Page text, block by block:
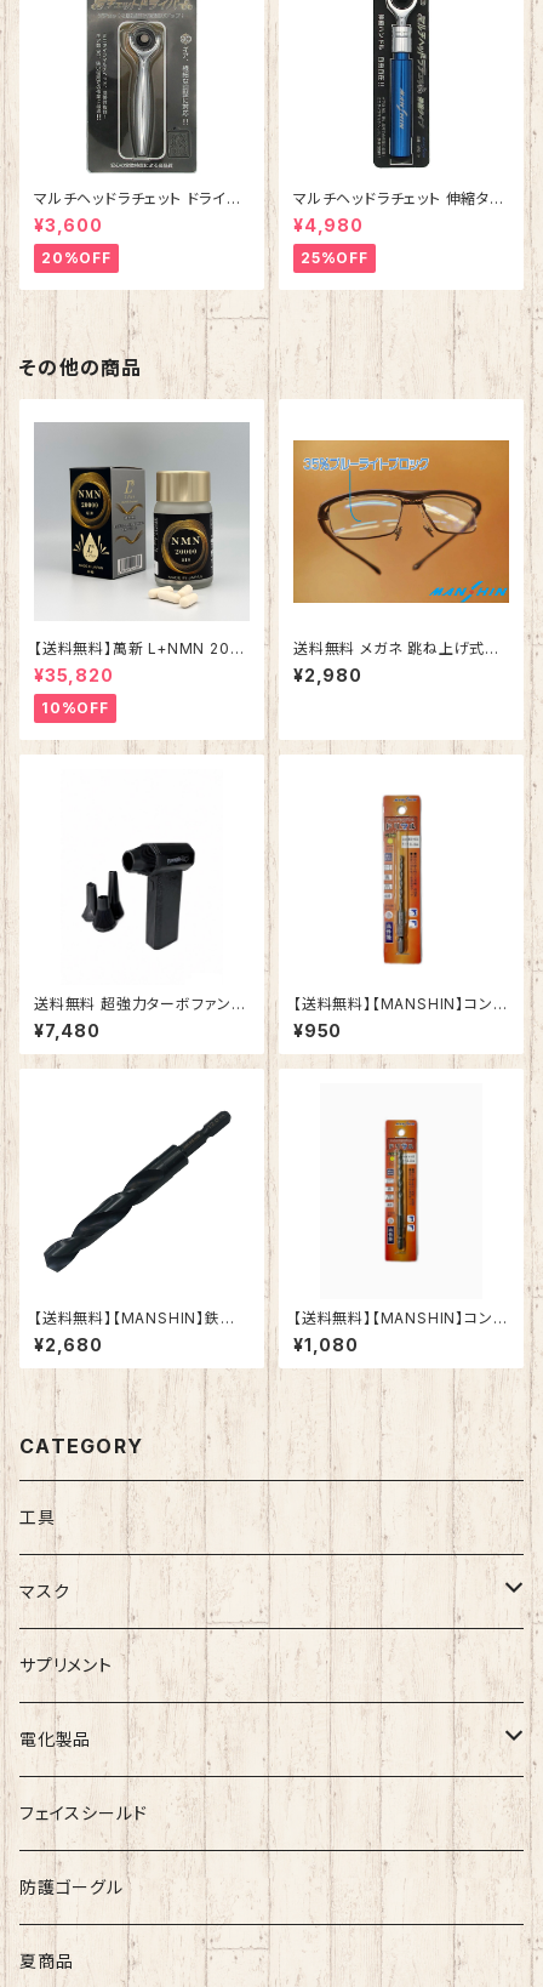
マルチヘッドラチェット ドライバ
ー MRD-1【ビット用】
¥3,600
20%OFF
マルチヘッドラチェット 伸縮タイ
プ MRS-1H【ソケット用】
¥4,980
25%OFF
その他の商品
【送料無料】萬新 L+NMN 200
00 サプリメント コエンザイムQ
10 ヒフワンステムなど美容成分
配合 国内製造 日本産 送料無料
安心 安全
¥35,820
10%OFF
送料無料 メガネ 跳ね上げ式メ
ガネ 老眼鏡 度付き ブルーライ
トカット PCメガネ
¥2,980
送料無料 超強力ターボファン
扇風機 ブロワー ブラシレスモー
ター 小型エアブロージェット エ
アダスター 電動 110000RPM
扇風機 ハンディファン ミニ扇風
¥7,480
【送料無料】【MANSHIN】コンク
リートドリル ドリマル 3.4m
m 六角軸 陶器タイル 木
材 ブロック モルタル イン
¥950
【送料無料】【MANSHIN】鉄工ド
リル 六角軸 鉄・アルミ・木材（適
応被削材） インパクトドライバー
電動ドリル 多用途ビット クロス
シンニング加工 作業効率向上
(12.0ｍｍ)
¥2,680
【送料無料】【MANSHIN】コンク
リートドリル ドリマル 5.5m
m 六角軸 陶器タイル 木
材 ブロック モルタル イン
パクトドライバー 電動ドリル
多用途ビット クロスシンニング
加工 切れ味抜群 作業効率
向上
¥1,080
CATEGORY
工具
マスク
シルクマスク
シルクマスク・付属品
不織布マスク
サプリメント
電化製品
スポットクーラー
フェイスシールド
防護ゴーグル
夏商品